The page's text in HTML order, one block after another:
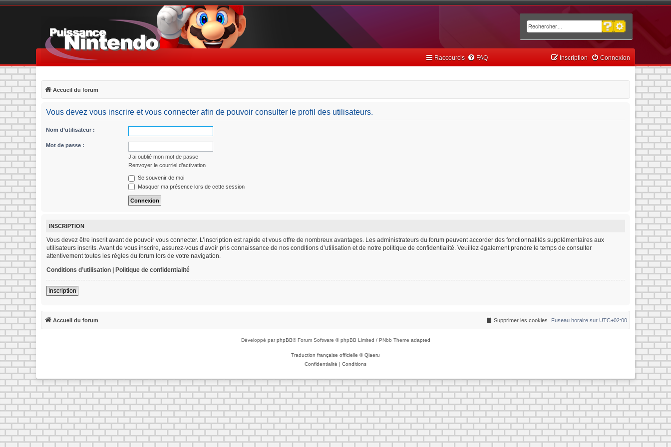
Rechercher
Recherche avancée
Raccourcis FAQ Connexion
Inscription
Accueil du forum
Vous devez vous inscrire et vous connecter afin de pouvoir consulter le profil des utilisateurs.
Nom d’utilisateur :
Mot de passe :
J’ai oublié mon mot de passe
Renvoyer le courriel d’activation
Se souvenir de moi
Masquer ma présence lors de cette session
INSCRIPTION
Vous devez être inscrit avant de pouvoir vous connecter. L’inscription est rapide et vous offre de nombreux avantages. Les administrateurs du forum peuvent accorder des fonctionnalités supplémentaires aux
utilisateurs inscrits. Avant de vous inscrire, assurez-vous d’avoir pris connaissance de nos conditions d’utilisation et de notre politique de confidentialité. Veuillez également prendre le temps de consulter
attentivement toutes les règles du forum lors de votre navigation.
Conditions d’utilisation | Politique de confidentialité
Inscription
Accueil du forum Fuseau horaire sur UTC+02:00
Supprimer les cookies
Développé parphpBB® Forum Software © phpBB Limited / PNbb Theme adapted
Traduction française officielle ©Qiaeru
Confidentialité | Conditions